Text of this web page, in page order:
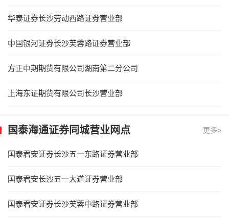
华泰证券长沙劳动西路证券营业部
中国银河证券长沙芙蓉路证券营业部
方正中期期货有限公司湖南第二分公司
上海东证期货有限公司长沙营业部
国泰海通证券同城营业网点 更多>
国泰君安证券长沙五一东路证券营业部
国泰君安长沙五一大道证券营业部
国泰君安证券长沙芙蓉中路证券营业部